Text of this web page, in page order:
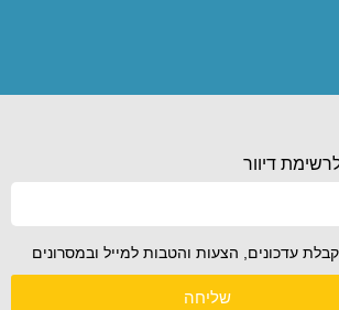
דיוור
עדכונים, הצעות והטבות למייל ובמסרונים
שליחה